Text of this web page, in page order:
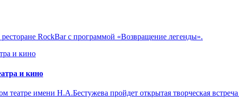
RockBar с программой «Возвращение легенды».
и кино
театре имени Н.А.Бестужева пройдет открытая творческая